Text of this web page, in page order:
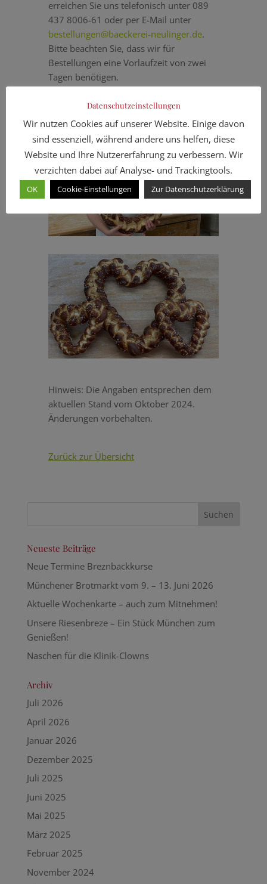
erreichen Sie uns telefonisch unter 089
437 8006-61 oder per E-Mail unter
bestellungen@baeckerei-neulinger.de.
Bitte beachten Sie, dass wir für
Bestellungen eine Vorlaufzeit von zwei
Tagen benötigen.
Hinweis: Die Angaben entsprechen dem
aktuellen Stand vom Oktober 2024.
Änderungen vorbehalten.
Zurück zur Übersicht
Neueste Beiträge
Neue Termine Breznbackkurse
Münchener Brotmarkt vom 9. – 13. Juni 2026
Aktuelle Wochenkarte – auch zum Mitnehmen!
Unsere Riesenbreze – Ein Stück München zum
Genießen!
Naschen für die Klinik-Clowns
Archiv
Juli 2026
April 2026
Januar 2026
Dezember 2025
Juli 2025
Juni 2025
Mai 2025
März 2025
Februar 2025
November 2024
Datenschutzeinstellungen
Wir nutzen Cookies auf unserer Website. Einige davon
sind essenziell, während andere uns helfen, diese
Website und Ihre Nutzererfahrung zu verbessern. Wir
verzichten dabei auf Analyse- und Trackingtools.
OK Cookie-Einstellungen Zur Datenschutzerklärung